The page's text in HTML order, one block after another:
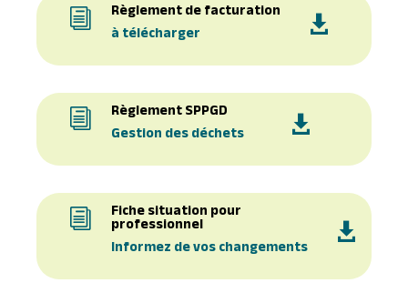
i
Règlement de facturation
à télécharger

i
Règlement SPPGD
Gestion des déchets

i Fiche situation pour
professionnel
Informez de vos changements
